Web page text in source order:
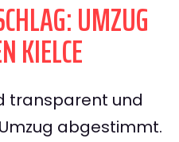
UMZUG
KIELCE
transparent und
abgestimmt.